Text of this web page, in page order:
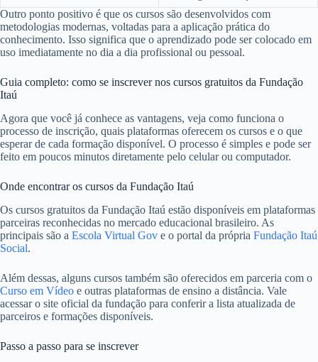
Outro ponto positivo é que os cursos são desenvolvidos com
metodologias modernas, voltadas para a aplicação prática do
conhecimento. Isso significa que o aprendizado pode ser colocado em
uso imediatamente no dia a dia profissional ou pessoal.
Guia completo: como se inscrever nos cursos gratuitos da Fundação
Itaú
Agora que você já conhece as vantagens, veja como funciona o
processo de inscrição, quais plataformas oferecem os cursos e o que
esperar de cada formação disponível. O processo é simples e pode ser
feito em poucos minutos diretamente pelo celular ou computador.
Onde encontrar os cursos da Fundação Itaú
Os cursos gratuitos da Fundação Itaú estão disponíveis em plataformas
parceiras reconhecidas no mercado educacional brasileiro. As
principais são a Escola Virtual Gov e o portal da própria Fundação Itaú
Social.
Além dessas, alguns cursos também são oferecidos em parceria com o
Curso em Vídeo e outras plataformas de ensino a distância. Vale
acessar o site oficial da fundação para conferir a lista atualizada de
parceiros e formações disponíveis.
Passo a passo para se inscrever